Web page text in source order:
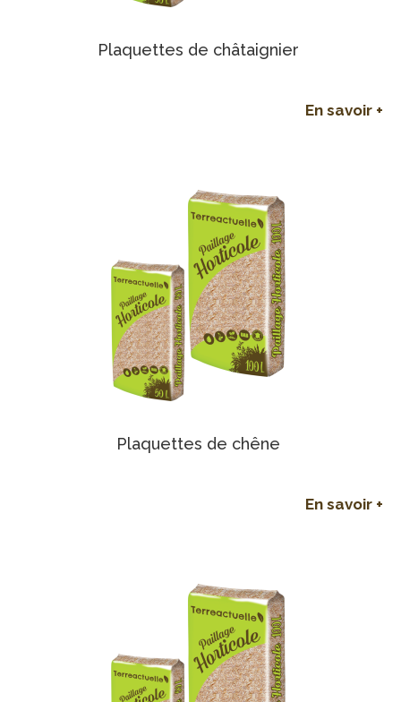
Plaquettes de châtaignier
En savoir +
Plaquettes de chêne
En savoir +